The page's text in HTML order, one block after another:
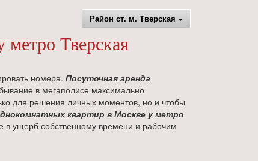
Район ст. м. Тверская
метро Тверская
номера. Посуточная аренда
в мегаполисе максимально
для решения личных моментов, но и чтобы
квартир в Москве у метро
в ущерб собственному времени и рабочим